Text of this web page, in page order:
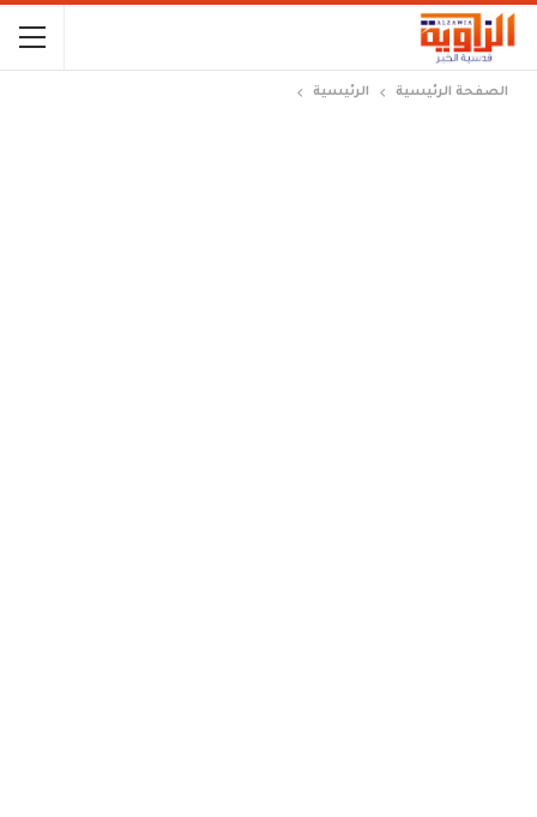
الصفحة الرئيسية الرئيسية